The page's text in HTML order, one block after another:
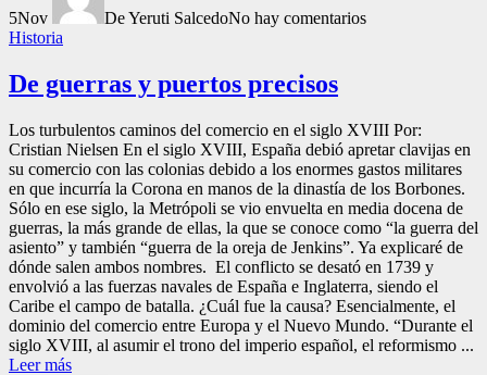
5Nov De Yeruti SalcedoNo hay comentarios
Historia
De guerras y puertos precisos
Los turbulentos caminos del comercio en el siglo XVIII Por:
Cristian Nielsen En el siglo XVIII, España debió apretar clavijas en
su comercio con las colonias debido a los enormes gastos militares
en que incurría la Corona en manos de la dinastía de los Borbones.
Sólo en ese siglo, la Metrópoli se vio envuelta en media docena de
guerras, la más grande de ellas, la que se conoce como “la guerra del
asiento” y también “guerra de la oreja de Jenkins”. Ya explicaré de
dónde salen ambos nombres. El conflicto se desató en 1739 y
envolvió a las fuerzas navales de España e Inglaterra, siendo el
Caribe el campo de batalla. ¿Cuál fue la causa? Esencialmente, el
dominio del comercio entre Europa y el Nuevo Mundo. “Durante el
siglo XVIII, al asumir el trono del imperio español, el reformismo ...
Leer más